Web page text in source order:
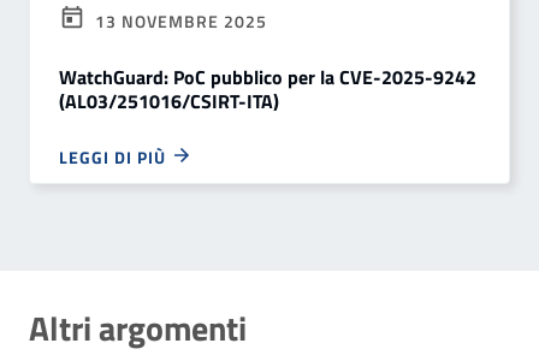
13 NOVEMBRE 2025
WatchGuard: PoC pubblico per la CVE-2025-9242
(AL03/251016/CSIRT-ITA)
LEGGI DI PIÙ
Altri argomenti